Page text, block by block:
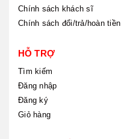
Chính sách khách sĩ
Chính sách đổi/trả/hoàn tiền
HỖ TRỢ
Tìm kiếm
Đăng nhập
Đăng ký
Giỏ hàng